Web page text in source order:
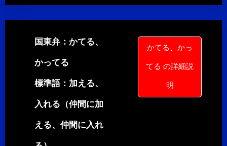
国東弁：かてる、
かってる
標準語：加える、
入れる（仲間に加
える、仲間に入れ
かてる、かっ
てる の詳細説
明